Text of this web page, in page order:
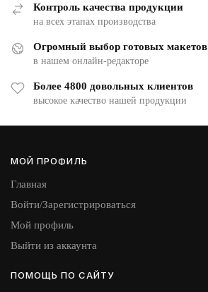
Контроль качества продукции
на всех этапах производства
Огромный выбор готовых макетов
в нашем онлайн-редакторе
Более 4800 довольных клиентов
высокое качество нашей продукции
МОЙ ПРОФИЛЬ
Главная
Войти/Зарегистрироваться
Мой профиль
Выйти из аккаунта
ПОМОЩЬ ПО САЙТУ